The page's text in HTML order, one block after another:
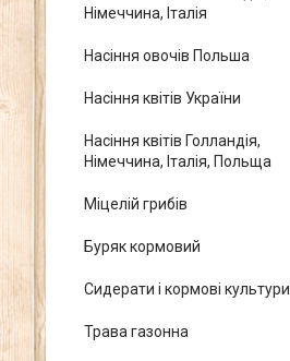
Німеччина, Італія
Насіння овочів Польша
Насіння квітів України
Насіння квітів Голландія,
Німеччина, Італія, Польща
Міцелій грибів
Буряк кормовий
Сидерати і кормові культури
Трава газонна